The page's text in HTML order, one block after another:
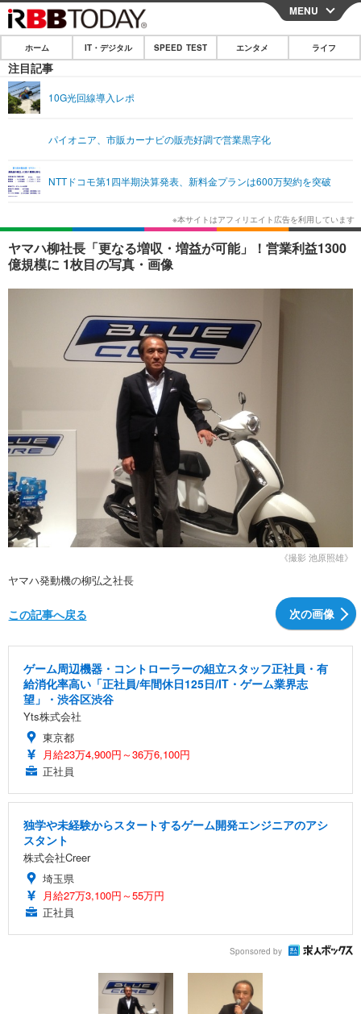
CLOSE
ホーム
IT・デジタル
ショッピング その他
エンタメTOP 映画・ドラマ
韓国・芸能
音楽 スポーツ
ショッピング
ライフ
ライフTOP グルメ
ペット ショッピング
その他
リリース一覧
プッシュ通知の停止方法
MENU
ホーム IT・デジタル SPEED TEST エンタメ ライフ
注目記事
10G光回線導入レポ
パイオニア、市販カーナビの販売好調で営業黒字化
NTTドコモ第1四半期決算発表、新料金プランは600万契約を突破
ヤマハ柳社長「更なる増収・増益が可能」！営業利益1300
億規模に 1枚目の写真・画像
《撮影 池原照雄》
ヤマハ発動機の柳弘之社長
次の画像
この記事へ戻る
ゲーム周辺機器・コントローラーの組立スタッフ正社員・有
給消化率高い「正社員/年間休日125日/IT・ゲーム業界志
望」・渋谷区渋谷
Yts株式会社
東京都
月給23万4,900円～36万6,100円
正社員
独学や未経験からスタートするゲーム開発エンジニアのアシ
スタント
株式会社Creer
埼玉県
月給27万3,100円～55万円
正社員
Sponsored by